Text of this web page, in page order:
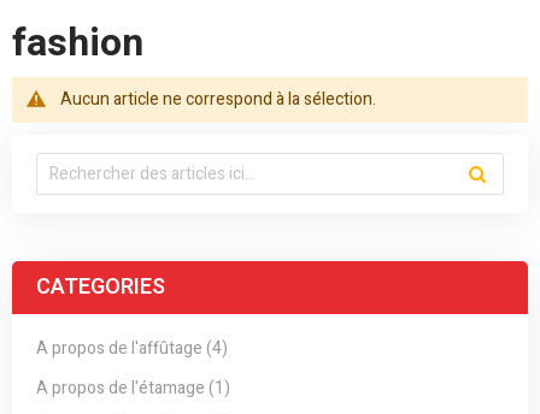
fashion
Aucun article ne correspond à la sélection.
CATEGORIES
A propos de l'affûtage (4)
A propos de l'étamage (1)